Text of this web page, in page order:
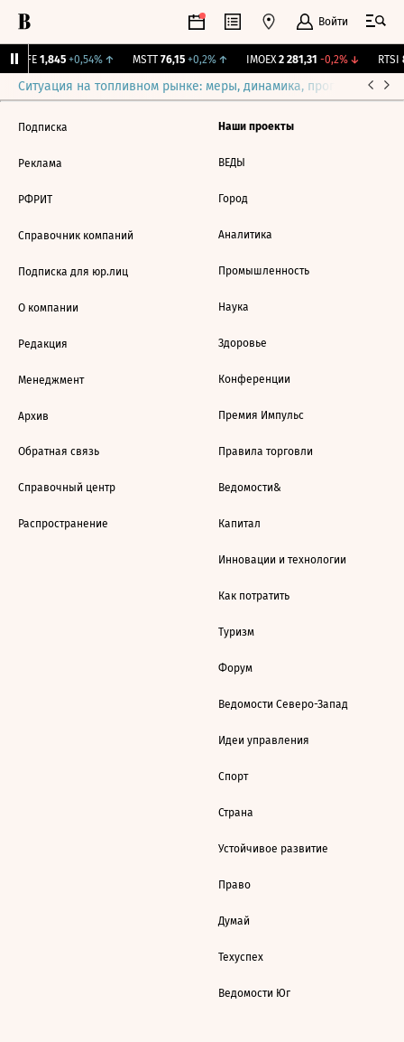
Войти
LIFE 1,845 +0,54%↑ MSTT 76,15 +0,2%↑ IMOEX 2 281,31 -0,2%↓ RTSI
Ситуация на топливном рынке: меры, динамика, прогнозы
Подписка
Реклама
РФРИТ
Справочник компаний
Подписка для юр.лиц
О компании
Редакция
Менеджмент
Архив
Обратная связь
Справочный центр
Распространение
Наши проекты
ВЕДЫ
Город
Аналитика
Промышленность
Наука
Здоровье
Конференции
Премия Импульс
Правила торговли
Ведомости&
Капитал
Инновации и технологии
Как потратить
Туризм
Форум
Ведомости Северо-Запад
Идеи управления
Спорт
Страна
Устойчивое развитие
Право
Думай
Техуспех
Ведомости Юг